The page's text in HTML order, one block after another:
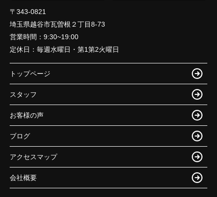
〒343-0821
埼玉県越谷市瓦曽根２丁目8-73
営業時間： 9:30~19:00
定休日： 毎週水曜日・第1第2火曜日
トップページ
スタッフ
お客様の声
ブログ
アクセスマップ
会社概要